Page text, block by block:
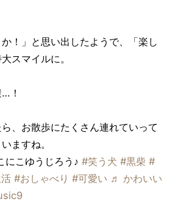
！」と思い出したようで、「楽し
スマイルに。
！
、お散歩にたくさん連れていって
ますね。
にこゆうじろう♪ #笑う犬 #黒柴 #
#おしゃべり #可愛い ♬ かわいい